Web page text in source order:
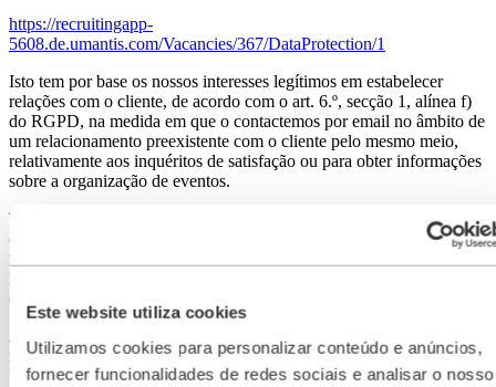
Este website utiliza cookies
Utilizamos cookies para personalizar conteúdo e anúncios,
fornecer funcionalidades de redes sociais e analisar o nosso
https://recruitingapp-
5608.de.umantis.com/Vacancies/367/DataProtection/1
Isto tem por base os nossos interesses legítimos em estabelecer
relações com o cliente, de acordo com o art. 6.º, secção 1, alínea f)
do RGPD, na medida em que o contactemos por email no âmbito de
um relacionamento preexistente com o cliente pelo mesmo meio,
relativamente aos inquéritos de satisfação ou para obter informações
sobre a organização de eventos.
Tem o direito de contestar, a qualquer momento, o envio de outros
emails para estas finalidades, sem envolver outros custos de
transmissão para além dos previstos na tarifa de base, utilizando a
ligação de cancelamento no email ou informando-nos acerca da sua
contestação nos dados de contacto supramencionados.
melhorar o conteúdo e a sua apresentação na nossa página Web.
Uma tal avaliação não se realiza a respeito de um utilizador